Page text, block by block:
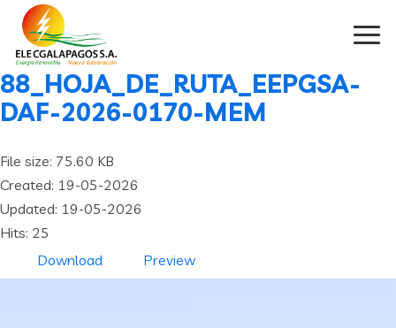
88_HOJA_DE_RUTA_EEPGSA-
DAF-2026-0170-MEM
File size: 75.60 KB
Created: 19-05-2026
Updated: 19-05-2026
Hits: 25
Download
Preview